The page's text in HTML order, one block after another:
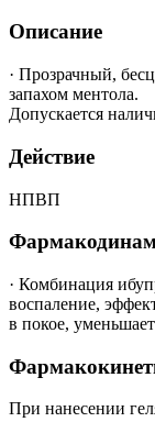
Описание
· Прозрачный,
запахом ментола.
Допускается
Действие
НПВП
· Комбинация
воспаление,
в покое,
При нанесении